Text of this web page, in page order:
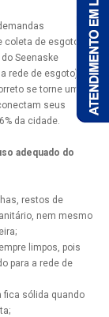
de esgoto,
Seenaske
rede de esgoto) e o
se torne um
seus
da cidade.
adequado do
restos de
nem mesmo
limpos, pois
para a rede de
fica sólida quando